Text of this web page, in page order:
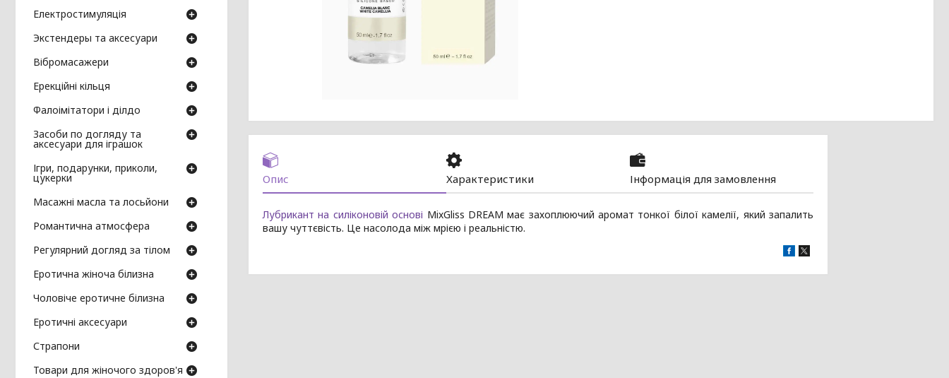
Опис Характеристики Інформація для замовлення
Лубрикант на силіконовій основі MixGliss DREAM має захоплюючий аромат тонкої білої камелії, який запалить
вашу чуттєвість. Це насолода між мрією і реальністю.
Електростимуляція
Экстендеры та аксесуари
Вібромасажери
Ерекційні кільця
Фалоімітатори і ділдо
Засоби по догляду та
аксесуари для іграшок
Ігри, подарунки, приколи,
цукерки
Масажні масла та лосьйони
Романтична атмосфера
Регулярний догляд за тілом
Еротична жіноча білизна
Чоловіче еротичне білизна
Еротичні аксесуари
Страпони
Товари для жіночого здоров'я